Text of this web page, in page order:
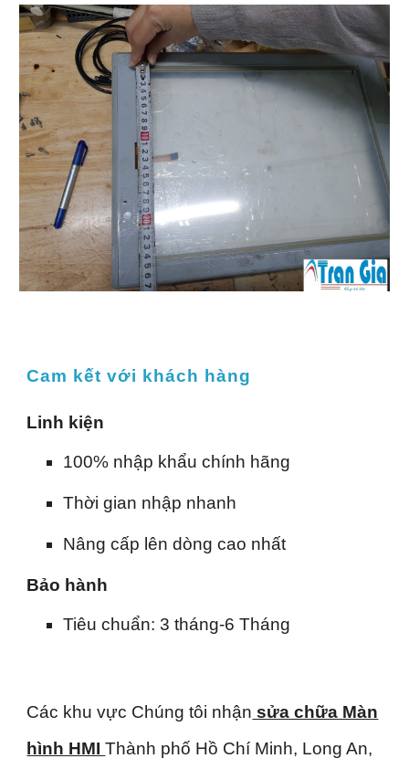
Cam kết với khách hàng
Linh kiện
100% nhập khẩu chính hãng
Thời gian nhập nhanh
Nâng cấp lên dòng cao nhất
Bảo hành
Tiêu chuẩn: 3 tháng-6 Tháng
Các khu vực Chúng tôi nhận sửa chữa Màn
hình HMIThành phố Hồ Chí Minh, Long An,